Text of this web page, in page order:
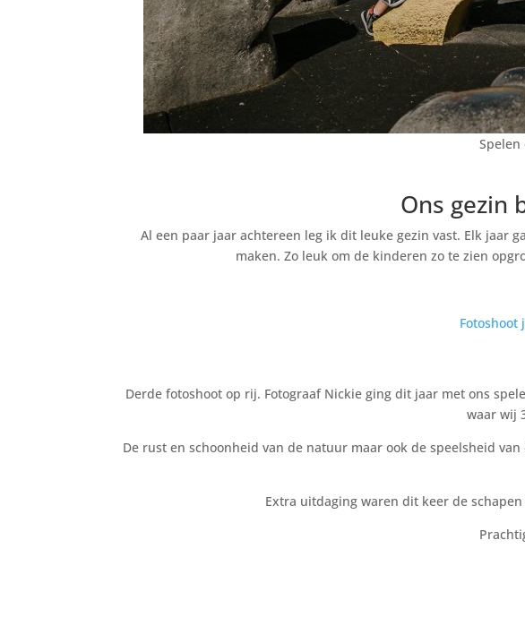
Ons gezin
Al een paar jaar achtereen leg ik dit leuke gezin vast. Elk jaar
maken. Zo leuk om de kinderen zo te zien
Fotoshoot
Derde fotoshoot op rij. Fotograaf Nickie ging dit jaar met ons
waar wij
De rust en schoonheid van de natuur maar ook de speelsheid
Extra uitdaging waren dit keer de